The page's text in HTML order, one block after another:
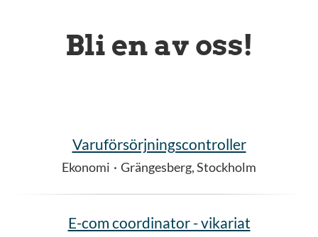
Bli en av oss!
Varuförsörjningscontroller
Ekonomi · Grängesberg, Stockholm
E-com coordinator - vikariat